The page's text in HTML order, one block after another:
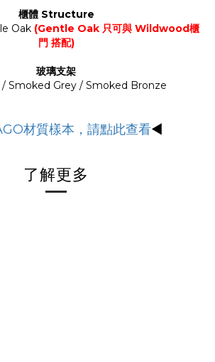
櫃體 Structure
Oak (Gentle Oak 只可與 Wildwood櫃
門 搭配)
玻璃支架
/ Smoked Grey / Smoked Bronze
材質樣本，請點此查看◀
了解更多